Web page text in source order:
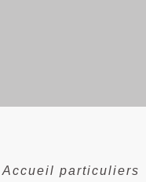
Accueil particuliers